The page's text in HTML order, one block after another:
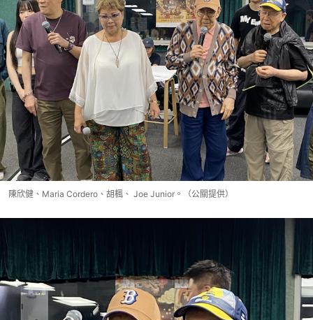
陳欣健、Maria Cordero、胡楓、 Joe Junior。（公關提供）